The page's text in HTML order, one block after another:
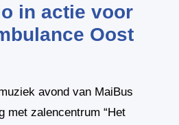
in actie voor
Oost
avond van MaiBus
met zalencentrum “Het